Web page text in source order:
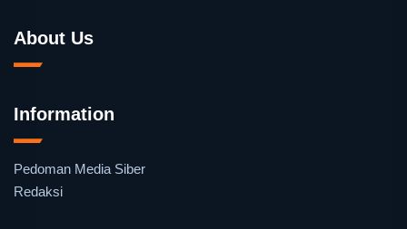
About Us
Information
Pedoman Media Siber
Redaksi